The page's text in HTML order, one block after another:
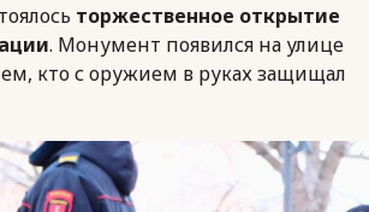
торжественное открытие
. Монумент появился на улице
кто с оружием в руках защищал